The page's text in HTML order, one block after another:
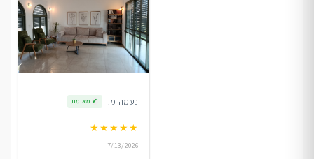
נעמה מ. ✔ מאומת
★★★★★
7/13/2026